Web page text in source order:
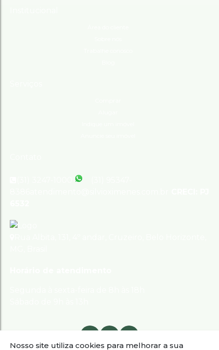
Nosso site utiliza cookies para melhorar a sua